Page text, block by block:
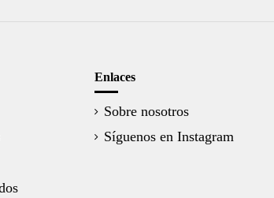
Enlaces
Sobre nosotros
Síguenos en Instagram